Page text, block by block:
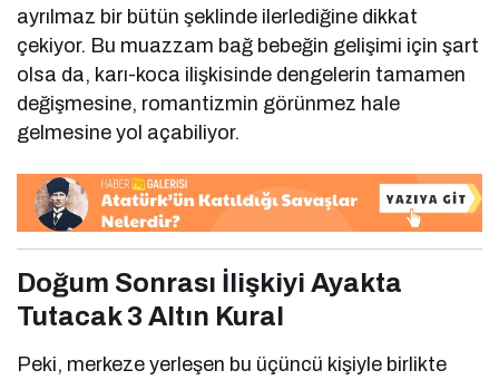
ayrılmaz bir bütün şeklinde ilerlediğine dikkat
çekiyor. Bu muazzam bağ bebeğin gelişimi için şart
olsa da, karı-koca ilişkisinde dengelerin tamamen
değişmesine, romantizmin görünmez hale
gelmesine yol açabiliyor.
Doğum Sonrası İlişkiyi Ayakta
Tutacak 3 Altın Kural
Peki, merkeze yerleşen bu üçüncü kişiyle birlikte